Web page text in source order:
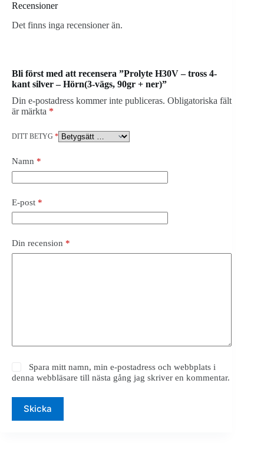
Recensioner
Det finns inga recensioner än.
Bli först med att recensera ”Prolyte H30V – tross 4-
kant silver – Hörn(3-vägs, 90gr + ner)”
Din e-postadress kommer inte publiceras. Obligatoriska fält
är märkta *
DITT BETYG *
Namn *
E-post *
Din recension *
Spara mitt namn, min e-postadress och webbplats i
denna webbläsare till nästa gång jag skriver en kommentar.
Skicka